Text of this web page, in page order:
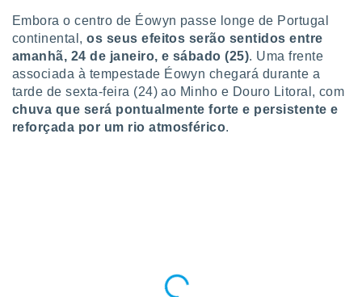
o
de
ou aceder
num
para
Embora o centro de Éowyn passe longe de Portugal
continental,os seus efeitos serão sentidos entre
amanhã, 24 de janeiro, e sábado (25). Uma frente
associada à tempestade Éowyn chegará durante a
tarde de sexta-feira (24) ao Minho e Douro Litoral, com
chuva que será pontualmente forte e persistente e
reforçada por um rio atmosférico.